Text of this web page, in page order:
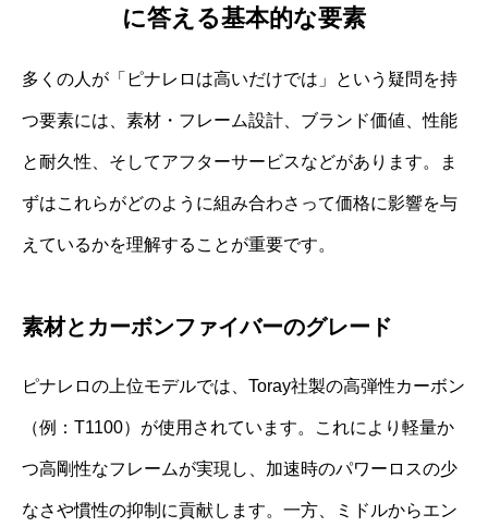
に答える基本的な要素
多くの人が「ピナレロは高いだけでは」という疑問を持
つ要素には、素材・フレーム設計、ブランド価値、性能
と耐久性、そしてアフターサービスなどがあります。ま
ずはこれらがどのように組み合わさって価格に影響を与
えているかを理解することが重要です。
素材とカーボンファイバーのグレード
ピナレロの上位モデルでは、Toray社製の高弾性カーボン
（例：T1100）が使用されています。これにより軽量か
つ高剛性なフレームが実現し、加速時のパワーロスの少
なさや慣性の抑制に貢献します。一方、ミドルからエン